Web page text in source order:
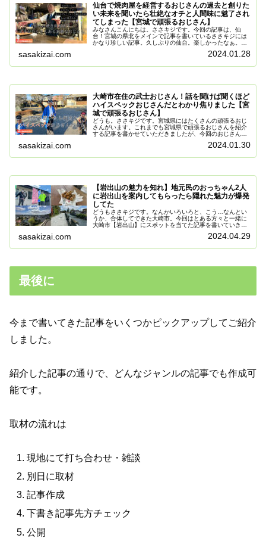
仙台で焼肉屋を経営するおじさんの過去と創りた
い未来を聞いたら壮絶なオチと人間味に魅了され
てしまった【宮城で頑張るおじさん】
みなさんこんにちは。ささキジです。今回の記事は、仙
台！宮城の県北をメインで記事を書いているささキジには
かなり珍しい記事。久しぶりの仙台。楽しかったなぁ。仙
sasakizai.com 2024.01.28
大崎市在住の武士おじさん！話を聞けば聞くほど
ハイスペックおじさんだとわかり焦りました【宮
城で頑張るおじさん】
どうも。ささキジです。宮城県にはたくさんの頑張るおじ
さんがいます。これまでも宮城県で頑張るおじさんを紹介
する記事を書かせていただきましたが、今回のおじさんも
sasakizai.com 2024.01.30
【岩出山の魅力を知れ】地元民のおっちゃん2人
に岩出山を案内してもらったら隠れた魅力が爆発
してた
どうもささキジです。なんかいろいろと、こう…なんとい
うか、合体してできた大崎市。今回はとある方々と一緒に
大崎市【岩出山】にスポットを当てた記事を書いていきた
sasakizai.com 2024.04.29
最後に
今まで書いてきた記事をいくつかピックアップしてご紹介
しました。
紹介した記事の通りで、どんなジャンルの記事でも作成可
能です。
取材の流れは
現地にて打ち合わせ・雑談
別日に取材
記事作成
下書き記事先方チェック
公開